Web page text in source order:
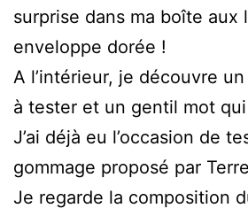
surprise dans ma boîte aux
enveloppe dorée !
A l’intérieur, je découvre
à tester et un gentil mot qui
J’ai déjà eu l’occasion de
gommage proposé par
Je regarde la composition